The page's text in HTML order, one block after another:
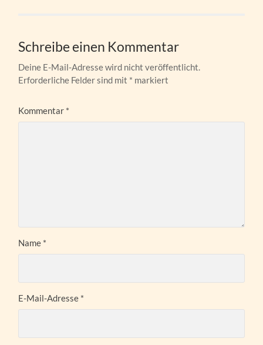
Schreibe einen Kommentar
Deine E-Mail-Adresse wird nicht veröffentlicht.
Erforderliche Felder sind mit * markiert
Kommentar *
Name *
E-Mail-Adresse *